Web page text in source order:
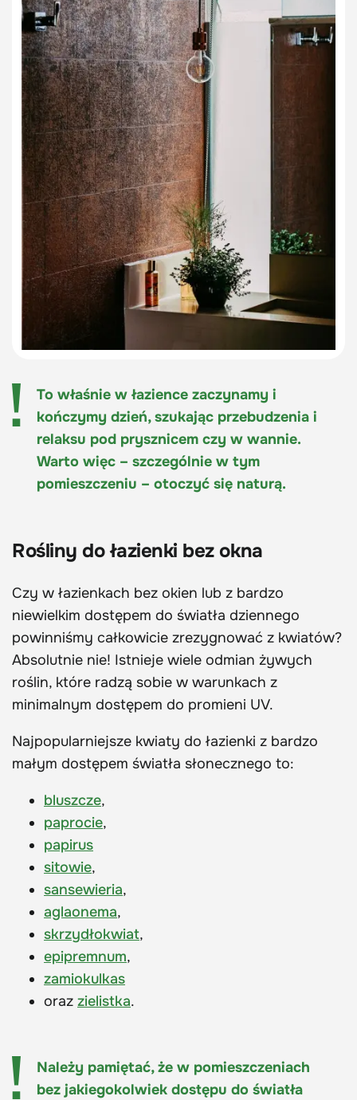
To właśnie w łazience zaczynamy i
kończymy dzień, szukając przebudzenia i
relaksu pod prysznicem czy w wannie.
Warto więc – szczególnie w tym
pomieszczeniu – otoczyć się naturą.
Rośliny do łazienki bez okna
Czy w łazienkach bez okien lub z bardzo
niewielkim dostępem do światła dziennego
powinniśmy całkowicie zrezygnować z kwiatów?
Absolutnie nie! Istnieje wiele odmian żywych
roślin, które radzą sobie w warunkach z
minimalnym dostępem do promieni UV.
Najpopularniejsze kwiaty do łazienki z bardzo
małym dostępem światła słonecznego to:
bluszcze,
paprocie,
papirus
sitowie,
sansewieria,
aglaonema,
skrzydłokwiat,
epipremnum,
zamiokulkas
oraz zielistka.
Należy pamiętać, że w pomieszczeniach
bez jakiegokolwiek dostępu do światła